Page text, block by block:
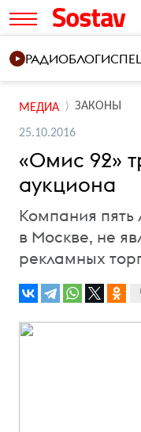
РАДИОБЛОГИ
МЕДИА ЗАКОНЫ
25.10.2016
«Омис 92»
аукциона
Компания
в Москве, не
рекламных